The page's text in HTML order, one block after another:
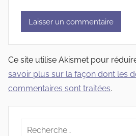
Ce site utilise Akismet pour
savoir plus sur la façon dont les
commentaires sont traitées.
Recherche